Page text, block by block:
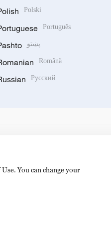
Polski
Português
پښتو
Română
Русский
You can change your